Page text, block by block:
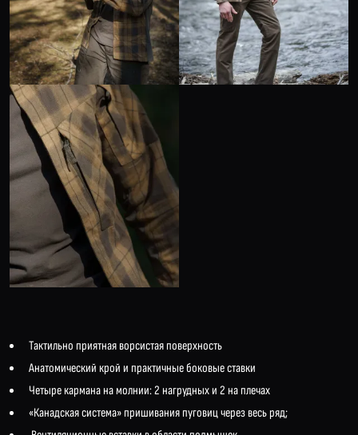
Тактильно приятная ворсистая поверхность
Анатомический крой и практичные боковые ставки
Четыре кармана на молнии: 2 нагрудных и 2 на плечах
«Канадская система» пришивания пуговиц через весь ряд;